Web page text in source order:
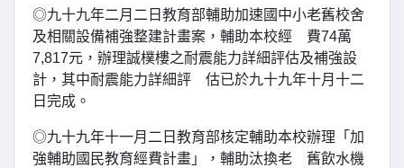
◎九十九年二月二日教育部輔助加速國中小老舊校舍
及相關設備補強整建計畫案，輔助本校經 費74萬
7,817元，辦理誠樸樓之耐震能力詳細評估及補強設
計，其中耐震能力詳細評 估已於九十九年十月十二
日完成。
◎九十九年十一月二日教育部核定輔助本校辦理「加
強輔助國民教育經費計畫」，輔助汰換老 舊飲水機